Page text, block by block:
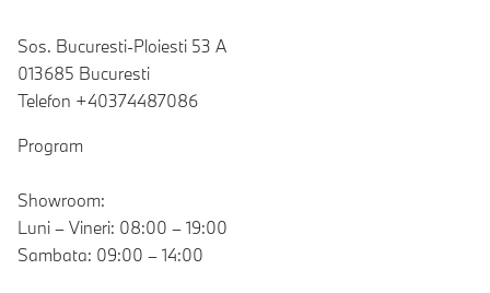
Sos. Bucuresti-Ploiesti 53 A
013685 Bucuresti
Telefon +40374487086
Program
Showroom:
Luni – Vineri: 08:00 – 19:00
Sambata: 09:00 – 14:00